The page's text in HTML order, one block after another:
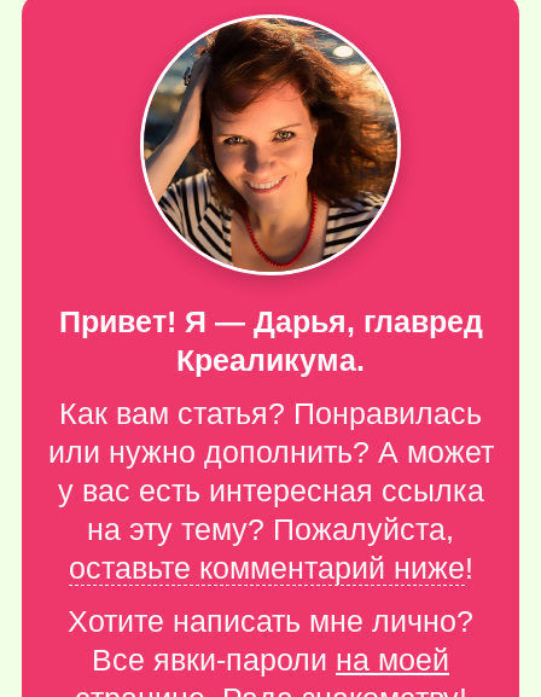
Привет! Я — Дарья, главред
Креаликума.
Как вам статья? Понравилась
или нужно дополнить? А может
у вас есть интересная ссылка
на эту тему? Пожалуйста,
оставьте комментарий ниже!
Хотите написать мне лично?
Все явки-пароли на моей